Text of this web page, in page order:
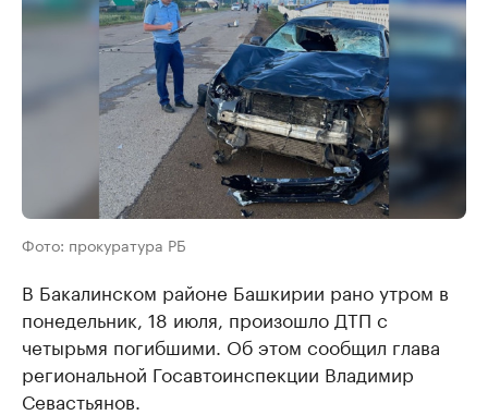
Фото: прокуратура РБ
В Бакалинском районе Башкирии рано утром в
понедельник, 18 июля, произошло ДТП с
четырьмя погибшими. Об этом сообщил глава
региональной Госавтоинспекции Владимир
Севастьянов.